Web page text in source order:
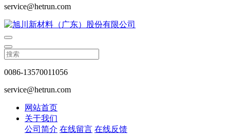
service@hetrun.com
0086-13570011056
service@hetrun.com
网站首页
关于我们
公司简介 在线留言 在线反馈